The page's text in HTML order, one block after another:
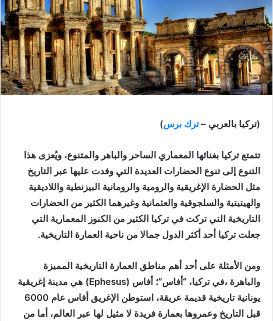
(تركيا بالعربي –ترك برس)
تتمتع تركيا بغنائها المعماري الساحر والباهر والمتنوع، ويُعزى هذا
التنوع إلى تنوع الحضارات العديدة التي وفدت عليها عبر التاريخ
مثل الحضارة الإغريقية والرومية والرومانية البيزنطية واللاديقية
والهيتيتية والسلجوقية والعثمانية وغيرهما الكثير من الحضارات
التاريخية التي تركت في تركيا الكثير من الكنوز المعمارية التي
جعلت تركيا أحد أكثر الدول جمالا من ناحية العمارة التاريخية.
ومن الأمثلة على أحد أهم مناطق العمارة التاريخية المميزة
والباهرة ،في تركيا، “أفاس”؛ أفاس (Ephesus) هي مدينة إغريقية
يونانية تاريخية قديمة عريقة، استوطن الإغريق أفاس عام 6000
قبل التاريخ وعمروها بعمارة فريدة لا مثيل لها عبر العالم، أما من